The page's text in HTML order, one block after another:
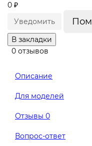
0 ₽
Уведомить
В закладки
0 отзывов
Описание
Для моделей
Отзывы 0
Вопрос-ответ